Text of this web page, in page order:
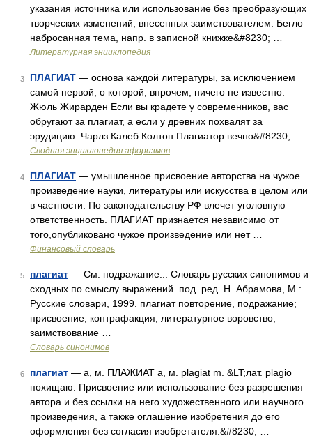
указания источника или использование без преобразующих
творческих изменений, внесенных заимствователем. Бегло
набросанная тема, напр. в записной книжке&#8230; …
Литературная энциклопедия
3 ПЛАГИАТ — основа каждой литературы, за исключением
самой первой, о которой, впрочем, ничего не известно.
Жюль Жирарден Если вы крадете у современников, вас
обругают за плагиат, а если у древних похвалят за
эрудицию. Чарлз Калеб Колтон Плагиатор вечно&#8230; …
Сводная энциклопедия афоризмов
4 ПЛАГИАТ — умышленное присвоение авторства на чужое
произведение науки, литературы или искусства в целом или
в частности. По законодательству РФ влечет уголовную
ответственность. ПЛАГИАТ признается независимо от
того,опубликовано чужое произведение или нет …
Финансовый словарь
5 плагиат — См. подражание... Словарь русских синонимов и
сходных по смыслу выражений. под. ред. Н. Абрамова, М.:
Русские словари, 1999. плагиат повторение, подражание;
присвоение, контрафакция, литературное воровство,
заимствование …
Словарь синонимов
6 плагиат — а, м. ПЛАЖИАТ а, м. plagiat m. &LT;лат. plagio
похищаю. Присвоение или использование без разрешения
автора и без ссылки на него художественного или научного
произведения, а также оглашение изобретения до его
оформления без согласия изобретателя.&#8230; …